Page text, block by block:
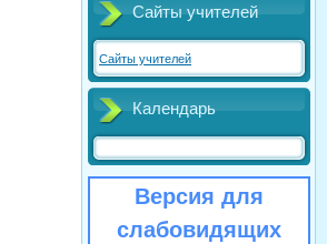
Сайты учителей
Сайты учителей
Календарь
Версия для
слабовидящих